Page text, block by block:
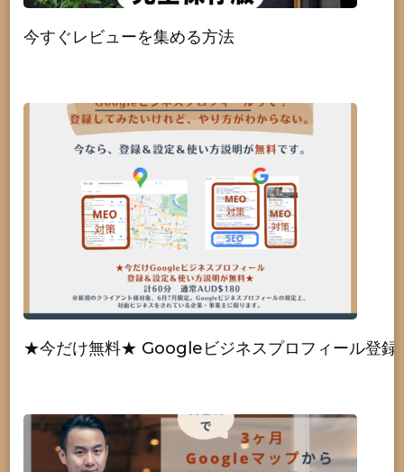
今すぐレビューを集める方法
★今だけ無料★ Googleビジネスプロフィール登録